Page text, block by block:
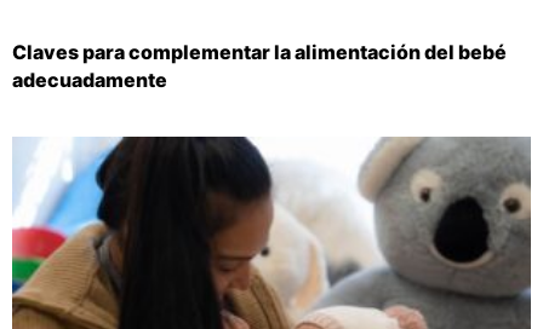
Claves para complementar la alimentación del bebé
adecuadamente